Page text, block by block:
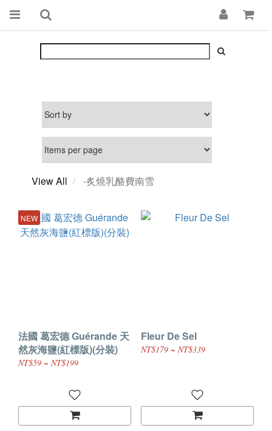
View All -炙燒乳酪費南雪
NEW
法國 葛宏德 Guérande 天
然灰海鹽(紅標版)(分裝)
NT$59 ~ NT$199
Fleur De Sel
NT$179 ~ NT$339